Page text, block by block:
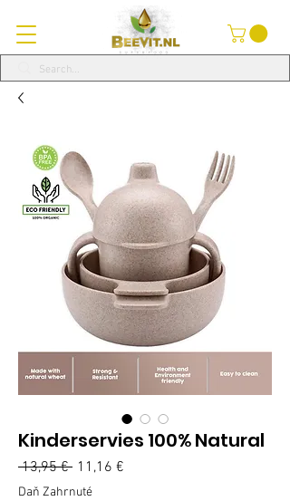
Kinderservies 100% Natural
13,95 € Normálna
cena
11,16 €
Daň Zahrnuté